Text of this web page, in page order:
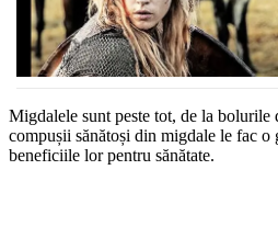
Migdalele sunt peste tot, de la bolurile
compușii sănătoși din migdale le fac o
beneficiile lor pentru sănătate.